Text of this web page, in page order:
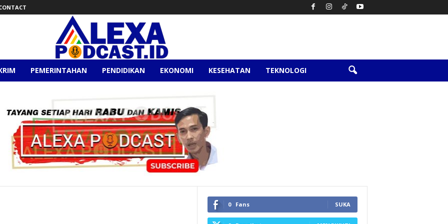
PEMERINTAHAN PENDIDIKAN EKONOMI KESEHATAN TEKNOLOGI
0 Fans SUKA